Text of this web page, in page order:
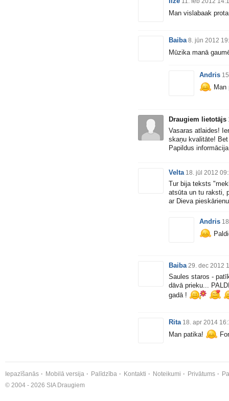
Man vislabaak
Baiba 8. jūn 2012
Mūzika manā
Andris
Draugiem lietotājs
Vasaras atlaides!
skaņu kvalitāte!
Papildus
Velta 18. jūl 2012
Tur bija teksts
atsūta un tu raksti,
ar Dieva
Andris
Baiba 29. dec 2012
Saules staros -
dāvā prieku...
gadā !
Rita 18. apr 2014
Man patika!
Iepazīšanās Mobilā versija Palīdzība Kontakti Noteikumi Privātums
© 2004 - 2026 SIA Draugiem